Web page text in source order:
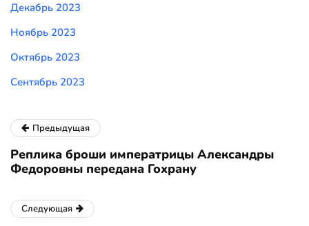
Декабрь 2023
Ноябрь 2023
Октябрь 2023
Сентябрь 2023
Предыдущая
Реплика броши императрицы Александры
Федоровны передана Гохрану
Следующая